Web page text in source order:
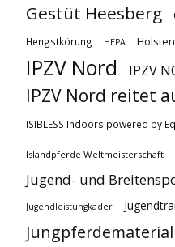
Gestüt Heesberg
Hengstkörung HEPA
IPZV Nord IPZV
IPZV Nord reitet
ISIBLESS Indoors powered by
Islandpferde Weltmeisterschaft
Jugend- und
Jugendleistungkader